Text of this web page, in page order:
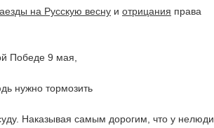
на Русскую весну и отрицания права
Победе 9 мая,
нужно тормозить
Наказывая самым дорогим, что у нелюди